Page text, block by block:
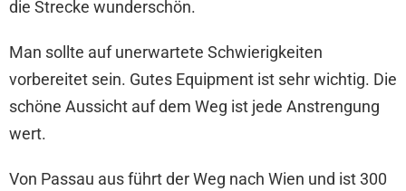
die Strecke wunderschön.
Man sollte auf unerwartete Schwierigkeiten
vorbereitet sein. Gutes Equipment ist sehr wichtig. Die
schöne Aussicht auf dem Weg ist jede Anstrengung
wert.
Von Passau aus führt der Weg nach Wien und ist 300